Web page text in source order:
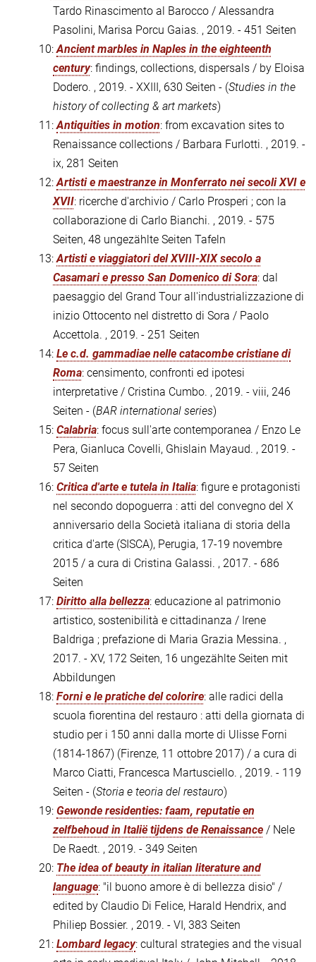
Tardo Rinascimento al Barocco / Alessandra
Pasolini, Marisa Porcu Gaias. , 2019. - 451 Seiten
10:Ancient marbles in Naples in the eighteenth
century: findings, collections, dispersals / by Eloisa
Dodero. , 2019. - XXIII, 630 Seiten - (Studies in the
history of collecting & art markets)
11:Antiquities in motion: from excavation sites to
Renaissance collections / Barbara Furlotti. , 2019. -
ix, 281 Seiten
12:Artisti e maestranze in Monferrato nei secoli XVI e
XVII: ricerche d'archivio / Carlo Prosperi ; con la
collaborazione di Carlo Bianchi. , 2019. - 575
Seiten, 48 ungezählte Seiten Tafeln
13:Artisti e viaggiatori del XVIII-XIX secolo a
Casamari e presso San Domenico di Sora: dal
paesaggio del Grand Tour all'industrializzazione di
inizio Ottocento nel distretto di Sora / Paolo
Accettola. , 2019. - 251 Seiten
14: Le c.d. gammadiae nelle catacombe cristiane di
Roma: censimento, confronti ed ipotesi
interpretative / Cristina Cumbo. , 2019. - viii, 246
Seiten - (BAR international series)
15: Calabria: focus sull'arte contemporanea / Enzo Le
Pera, Gianluca Covelli, Ghislain Mayaud. , 2019. -
57 Seiten
16: Critica d'arte e tutela in Italia: figure e protagonisti
nel secondo dopoguerra : atti del convegno del X
anniversario della Società italiana di storia della
critica d'arte (SISCA), Perugia, 17-19 novembre
2015 / a cura di Cristina Galassi. , 2017. - 686
Seiten
17: Diritto alla bellezza: educazione al patrimonio
artistico, sostenibilità e cittadinanza / Irene
Baldriga ; prefazione di Maria Grazia Messina. ,
2017. - XV, 172 Seiten, 16 ungezählte Seiten mit
Abbildungen
18: Forni e le pratiche del colorire: alle radici della
scuola fiorentina del restauro : atti della giornata di
studio per i 150 anni dalla morte di Ulisse Forni
(1814-1867) (Firenze, 11 ottobre 2017) / a cura di
Marco Ciatti, Francesca Martusciello. , 2019. - 119
Seiten - (Storia e teoria del restauro)
19: Gewonde residenties: faam, reputatie en
zelfbehoud in Italië tijdens de Renaissance / Nele
De Raedt. , 2019. - 349 Seiten
20: The idea of beauty in italian literature and
language: "il buono amore è di bellezza disio" /
edited by Claudio Di Felice, Harald Hendrix, and
Philiep Bossier. , 2019. - VI, 383 Seiten
21: Lombard legacy: cultural strategies and the visual